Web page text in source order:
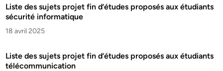
Liste des sujets projet fin d’études proposés aux étudiants
sécurité informatique
18 avril 2025
Liste des sujets projet fin d’études proposés aux étudiants
télécommunication